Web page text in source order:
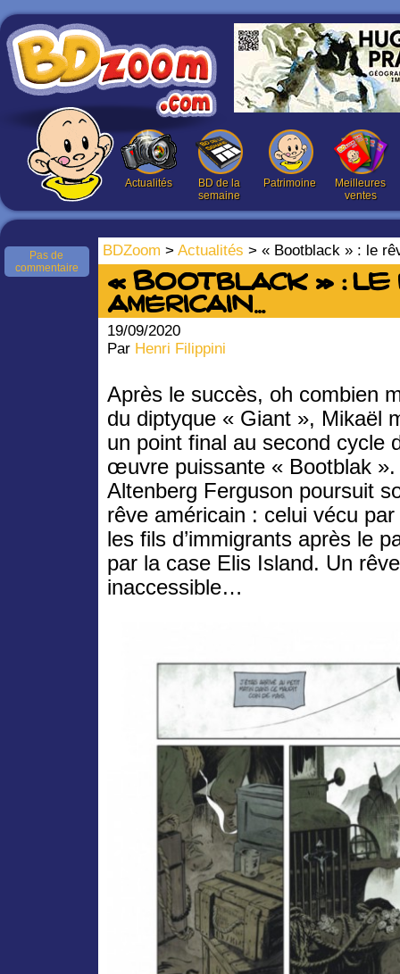
Actualités
BD de la
semaine
Patrimoine
Meilleures
ventes
BDZoom > Actualités > « Bootblack » : le
Pas de
commentaire
« Bootblack » : le
américain…
19/09/2020
Par Henri Filippini
Après le succès, oh combien
du diptyque « Giant », Mikaël
un point final au second cycle
œuvre puissante « Bootblak ».
Altenberg Ferguson poursuit
rêve américain : celui vécu
les fils d’immigrants après le
par la case Elis Island. Un
inaccessible…